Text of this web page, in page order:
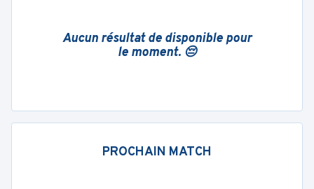
Aucun résultat de disponible pour
le moment. 😔
PROCHAIN MATCH